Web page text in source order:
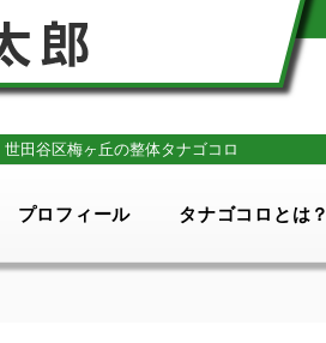
世田谷区梅ヶ丘の整体タナゴコロ
プロフィール タナゴコロとは？